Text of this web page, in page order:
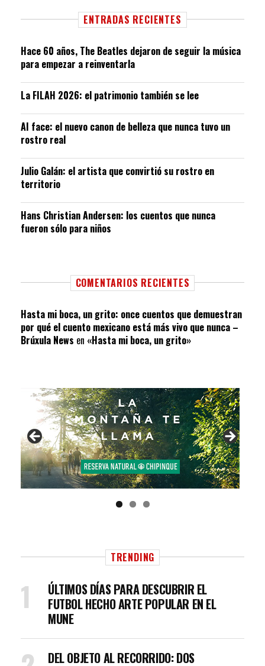
ENTRADAS RECIENTES
Hace 60 años, The Beatles dejaron de seguir la música
para empezar a reinventarla
La FILAH 2026: el patrimonio también se lee
AI face: el nuevo canon de belleza que nunca tuvo un
rostro real
Julio Galán: el artista que convirtió su rostro en
territorio
Hans Christian Andersen: los cuentos que nunca
fueron sólo para niños
COMENTARIOS RECIENTES
Hasta mi boca, un grito: once cuentos que demuestran
por qué el cuento mexicano está más vivo que nunca –
Brúxula News en «Hasta mi boca, un grito»
TRENDING
ÚLTIMOS DÍAS PARA DESCUBRIR EL
FUTBOL HECHO ARTE POPULAR EN EL
MUNE
DEL OBJETO AL RECORRIDO: DOS